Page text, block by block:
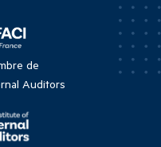
de
Auditors